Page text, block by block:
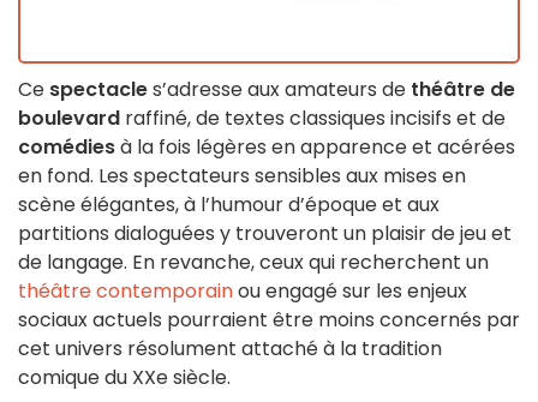
Ce spectacles’adresse aux amateurs de théâtre de
boulevard raffiné, de textes classiques incisifs et de
comédiesà la fois légères en apparence et acérées
en fond. Les spectateurs sensibles aux mises en
scène élégantes, à l’humour d’époque et aux
partitions dialoguées y trouveront un plaisir de jeu et
de langage. En revanche, ceux qui recherchent un
théâtre contemporainou engagé sur les enjeux
sociaux actuels pourraient être moins concernés par
cet univers résolument attaché à la tradition
comique du XXe siècle.